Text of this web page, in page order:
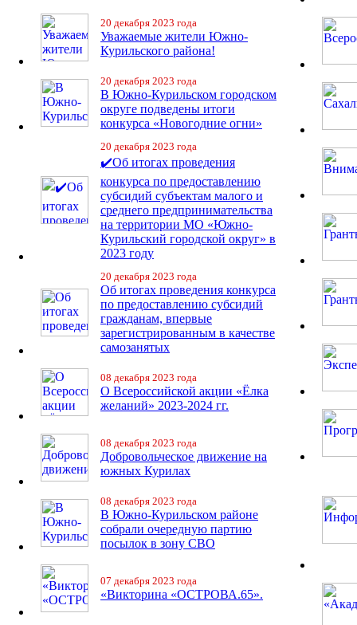
20 декабря 2023 года
Уважаемые жители Южно-
Курильского района!
20 декабря 2023 года
В Южно-Курильском городском
округе подведены итоги
конкурса «Новогодние огни»
20 декабря 2023 года
✔️Об итогах проведения
конкурса по предоставлению
субсидий субъектам малого и
среднего предпринимательства
на территории МО «Южно-
Курильский городской округ» в
2023 году
20 декабря 2023 года
Об итогах проведения конкурса
по предоставлению субсидий
гражданам, впервые
зарегистрированным в качестве
самозанятых
08 декабря 2023 года
О Всероссийской акции «Ёлка
желаний» 2023-2024 гг.
08 декабря 2023 года
Добровольческое движение на
южных Курилах
08 декабря 2023 года
В Южно-Курильском районе
собрали очередную партию
посылок в зону СВО
07 декабря 2023 года
«Викторина «ОСТРОВА.65».